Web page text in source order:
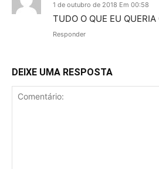
1 de outubro de 2018 Em 00:58
TUDO O QUE EU
Responder
DEIXE UMA RESPOSTA